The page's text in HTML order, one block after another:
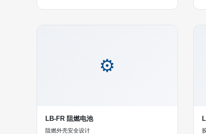
⚙
LB-FR 阻燃电池
阻燃外壳安全设计